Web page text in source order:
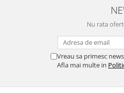
Nu rata
Vreau sa primesc
Afla mai multe in